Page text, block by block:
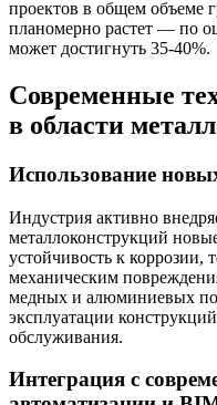
проектов в общем объеме
планомерно растет — по
может достигнуть 35-40%.
Современные
в области
Использование
Индустрия активно
металлоконструкций
устойчивость к коррозии,
механическим
медных и алюминиевых
эксплуатации
обслуживания.
Интеграция с